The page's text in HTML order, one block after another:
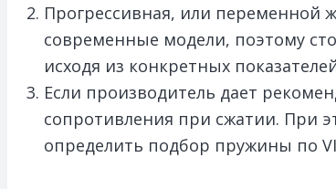
Прогрессивная, или переменной
современные модели, поэтому
исходя из конкретных
Если производитель дает
сопротивления при сжатии. При
определить подбор пружины по